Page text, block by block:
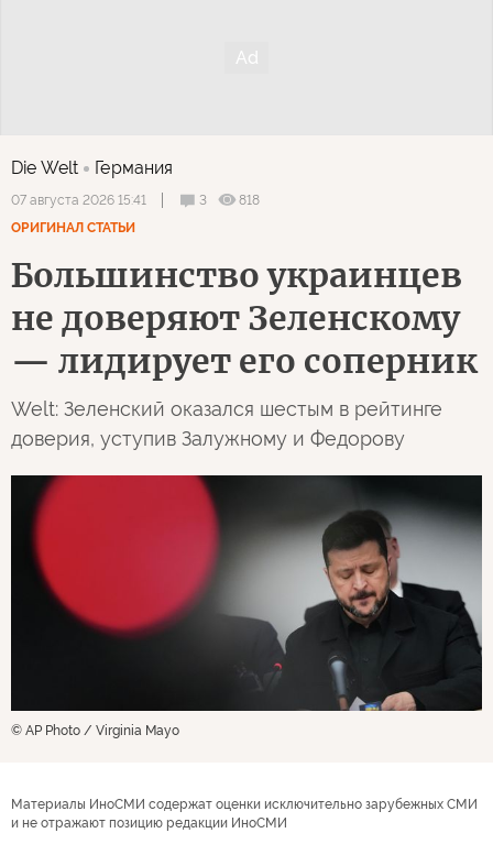
Die Welt Германия
07 августа 2026 15:41 3
818
ОРИГИНАЛ СТАТЬИ
Большинство украинцев
не доверяют Зеленскому
— лидирует его соперник
Welt: Зеленский оказался шестым в рейтинге
доверия, уступив Залужному и Федорову
© AP Photo / Virginia Mayo
Материалы ИноСМИ содержат оценки исключительно зарубежных СМИ
и не отражают позицию редакции ИноСМИ